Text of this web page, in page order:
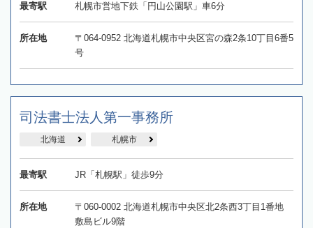
最寄駅 札幌市営地下鉄「円山公園駅」車6分
所在地
〒064-0952 北海道札幌市中央区宮の森2条10丁目6番5
号
司法書士法人第一事務所
北海道 札幌市
最寄駅 JR「札幌駅」徒歩9分
所在地
〒060-0002 北海道札幌市中央区北2条西3丁目1番地
敷島ビル9階